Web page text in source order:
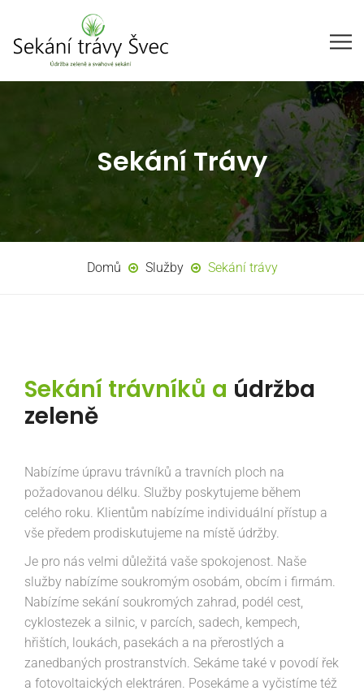
Sekání Trávy
Domů Služby Sekání trávy
Sekání trávníků a údržba
zeleně
Nabízíme úpravu trávníků a travních ploch na
požadovanou délku. Služby poskytujeme během
celého roku. Klientům nabízíme individuální přístup a
vše předem prodiskutujeme na místě údržby.
Je pro nás velmi důležitá vaše spokojenost. Naše
služby nabízíme soukromým osobám, obcím i firmám.
Nabízíme sekání soukromých zahrad, podél cest,
cyklostezek a silnic, v parcích, sadech, kempech,
hřištích, loukách, pasekách a na přerostlých a
zanedbaných prostranstvích. Sekáme také v povodí řek
a fotovoltaických elektráren. Posekáme a vyčistíme též